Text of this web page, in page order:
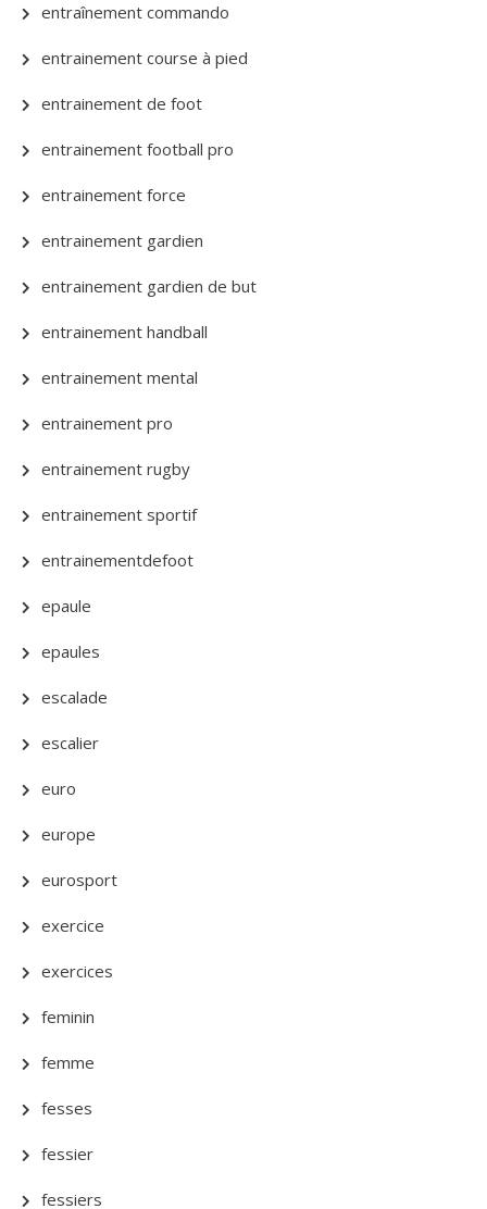
entraînement commando
entrainement course à pied
entrainement de foot
entrainement football pro
entrainement force
entrainement gardien
entrainement gardien de but
entrainement handball
entrainement mental
entrainement pro
entrainement rugby
entrainement sportif
entrainementdefoot
epaule
epaules
escalade
escalier
euro
europe
eurosport
exercice
exercices
feminin
femme
fesses
fessier
fessiers